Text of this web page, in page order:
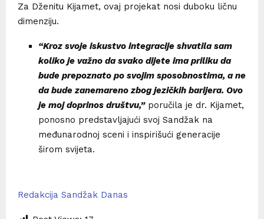
Za Dženitu Kijamet, ovaj projekat nosi duboku ličnu
dimenziju.
“Kroz svoje iskustvo integracije shvatila sam
koliko je važno da svako dijete ima priliku da
bude prepoznato po svojim sposobnostima, a ne
da bude zanemareno zbog jezičkih barijera. Ovo
je moj doprinos društvu,”poručila je dr. Kijamet,
ponosno predstavljajući svoj Sandžak na
međunarodnoj sceni i inspirišući generacije
širom svijeta.
Redakcija Sandžak Danas